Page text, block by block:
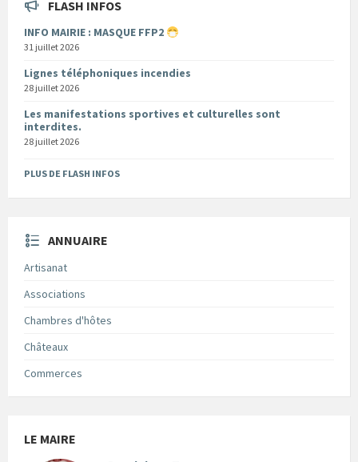
FLASH INFOS
INFO MAIRIE : MASQUE FFP2
31 juillet 2026
Lignes téléphoniques incendies
28 juillet 2026
Les manifestations sportives et culturelles sont
interdites.
28 juillet 2026
PLUS DE FLASH INFOS
ANNUAIRE
Artisanat
Associations
Chambres d'hôtes
Châteaux
Commerces
LE MAIRE